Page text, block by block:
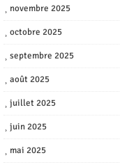
novembre 2025
octobre 2025
septembre 2025
août 2025
juillet 2025
juin 2025
mai 2025